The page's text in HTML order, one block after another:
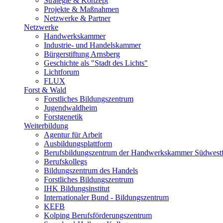
Projekte & Maßnahmen
Netzwerke & Partner
Netzwerke
Handwerkskammer
Industrie- und Handelskammer
Bürgerstiftung Arnsberg
Geschichte als "Stadt des Lichts"
Lichtforum
FLUX
Forst & Wald
Forstliches Bildungszentrum
Jugendwaldheim
Forstgenetik
Weiterbildung
Agentur für Arbeit
Ausbildungsplattform
Berufsbildungszentrum der Handwerkskammer
Berufskollegs
Bildungszentrum des Handels
Forstliches Bildungszentrum
IHK Bildungsinstitut
Internationaler Bund - Bildungszentrum
KEFB
Kolping Berufsförderungszentrum